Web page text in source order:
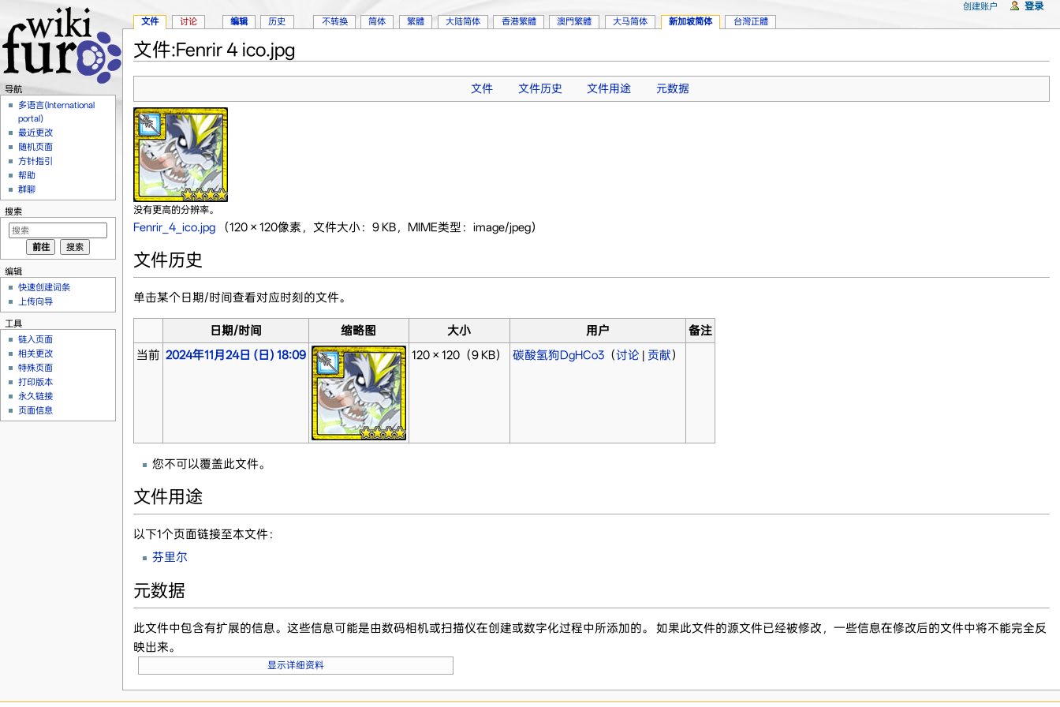
文件:Fenrir 4 ico.jpg
文件 文件历史 文件用途 元数据
没有更高的分辨率。
Fenrir_4_ico.jpg‎ （120 × 120像素，文件大小：9 KB，MIME类型：image/jpeg）
文件历史
单击某个日期/时间查看对应时刻的文件。
日期/时间 缩略图 大小 用户
备注
当前 2024年11月24日 (日) 18:09 120 × 120（9 KB） 碳酸氢狗DgHCo3（讨论| 贡献）
您不可以覆盖此文件。
文件用途
以下1个页面链接至本文件：
芬里尔
元数据
此文件中包含有扩展的信息。这些信息可能是由数码相机或扫描仪在创建或数字化过程中所添加的。 如果此文件的源文件已经被修改，一些信息在修改后的文件中将不能完全反
映出来。
显示详细资料
文件 讨论 编辑 历史 不转换 简体 繁體 大陆简体 香港繁體 澳門繁體 大马简体 新加坡简体 台灣正體
创建账户 登录
导航
多语言(International
portal)
最近更改
随机页面
方针指引
帮助
群聊
搜索
编辑
快速创建词条
上传向导
工具
链入页面
相关更改
特殊页面
打印版本
永久链接
页面信息